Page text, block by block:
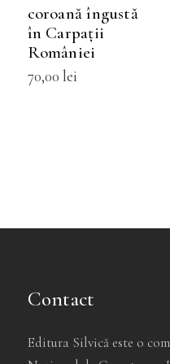
pot
coroană îngustă
în Carpaţii
României
70,00 lei
Contact
Editura Silvică este o